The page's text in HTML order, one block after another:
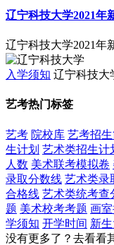
辽宁科技大学2021年
辽宁科技大学2021年
入学须知 辽宁科技大
艺考热门标签
艺考 院校库 艺考招
生计划 艺术类招生计
人数 美术联考模拟卷
录取分数线 艺术类录
合格线 艺术类统考查
题 美术校考考题 画
学须知 开学时间 新
没有更多了？去看看